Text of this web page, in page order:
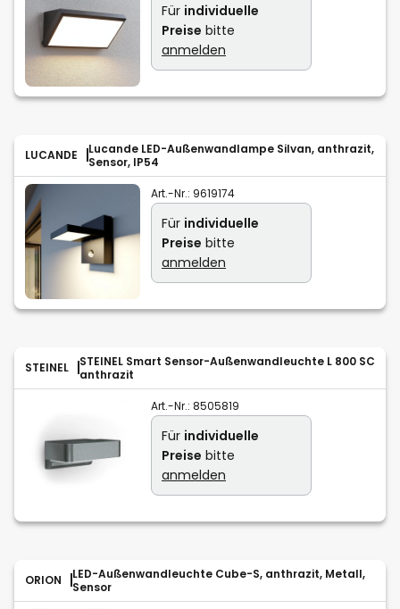
Für individuelle
Preise bitte
anmelden
LUCANDE
Lucande LED-Außenwandlampe Silvan, anthrazit,
Sensor, IP54
Art.-Nr.: 9619174
Für individuelle
Preise bitte
anmelden
STEINEL
STEINEL Smart Sensor-Außenwandleuchte L 800 SC
anthrazit
Art.-Nr.: 8505819
Für individuelle
Preise bitte
anmelden
ORION
LED-Außenwandleuchte Cube-S, anthrazit, Metall,
Sensor